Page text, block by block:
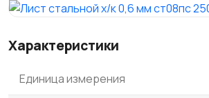
Характеристики
Единица измерения